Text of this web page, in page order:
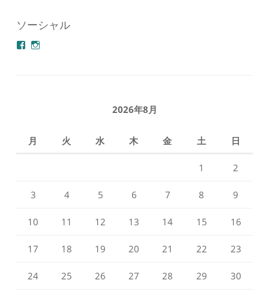
ソーシャル
azuminonoie
を
derakoubou
2026年8月
月 火 水 木 金 土 日
1 2
3 4 5 6 7 8 9
10 11 12 13 14 15 16
17 18 19 20 21 22 23
24 25 26 27 28 29 30